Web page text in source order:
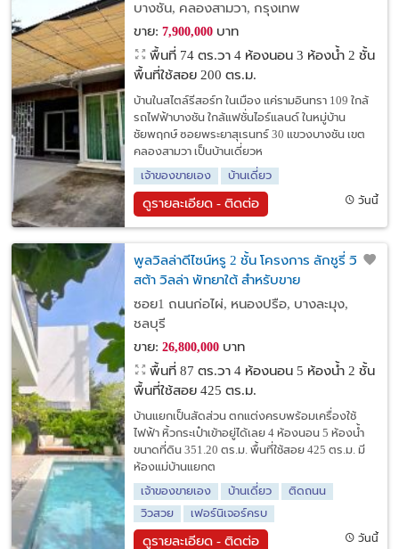
บางชัน, คลองสามวา, กรุงเทพ
ขาย: 7,900,000บาท
พื้นที่ 74 ตร.วา 4 ห้องนอน 3 ห้องน้ำ 2 ชั้น
พื้นที่ใช้สอย 200 ตร.ม.
บ้านในสไตล์รีสอร์ท ในเมือง แค่รามอินทรา 109 ใกล้
รถไฟฟ้าบางชัน ใกล้แฟชั่นไอร์แลนด์ ในหมู่บ้าน
ชัยพฤกษ์ ซอยพระยาสุเรนทร์ 30 แขวงบางชัน เขต
คลองสามวา เป็นบ้านเดี่ยวห
เจ้าของขายเอง
บ้านเดี่ยว
ดูรายละเอียด - ติดต่อ วันนี้
พูลวิลล่าดีไซน์หรู 2 ชั้น โครงการ ลักชูรี่ วิ
สต้า วิลล่า พัทยาใต้ สำหรับขาย
ซอย1 ถนนก่อไผ่, หนองปรือ, บางละมุง,
ชลบุรี
ขาย: 26,800,000บาท
พื้นที่ 87 ตร.วา 4 ห้องนอน 5 ห้องน้ำ 2 ชั้น
พื้นที่ใช้สอย 425 ตร.ม.
บ้านแยกเป็นสัดส่วน ตกแต่งครบพร้อมเครื่องใช้
ไฟฟ้า หิ้วกระเป๋าเข้าอยู่ได้เลย 4 ห้องนอน 5 ห้องน้ำ
ขนาดที่ดิน 351.20 ตร.ม. พื้นที่ใช้สอย 425 ตร.ม. มี
ห้องแม่บ้านแยกต
เจ้าของขายเอง
บ้านเดี่ยว
ติดถนน
วิวสวย
เฟอร์นิเจอร์ครบ
ดูรายละเอียด - ติดต่อ วันนี้